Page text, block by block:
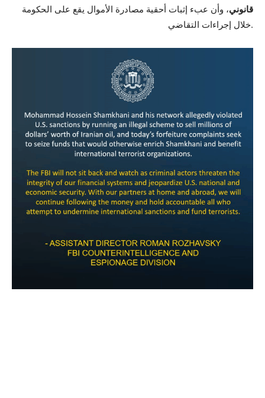
قانوني، وأن عبء إثبات أحقية مصادرة الأموال يقع على الحكومة
خلال إجراءات التقاضي.